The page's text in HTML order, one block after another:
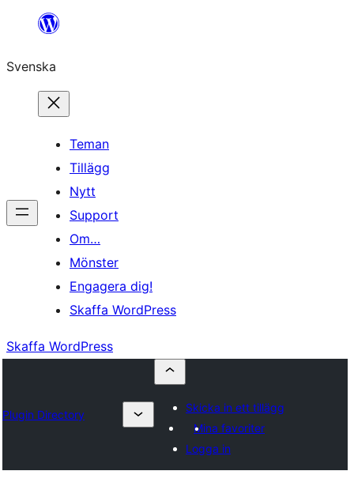
Hoppa
innehåll
Svenska
Teman
Tillägg
Nytt
Support
Om…
Mönster
Engagera dig!
Skaffa WordPress
Skaffa WordPress
Plugin Directory
Skicka in ett tillägg
Mina favoriter
Logga in